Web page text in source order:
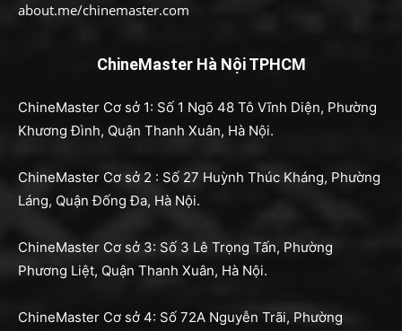
about.me/chinemaster.com
ChineMaster Hà Nội TPHCM
ChineMaster Cơ sở 1: Số 1 Ngõ 48 Tô Vĩnh Diện, Phường
Khương Đình, Quận Thanh Xuân, Hà Nội.
ChineMaster Cơ sở 2 : Số 27 Huỳnh Thúc Kháng, Phường
Láng, Quận Đống Đa, Hà Nội.
ChineMaster Cơ sở 3: Số 3 Lê Trọng Tấn, Phường
Phương Liệt, Quận Thanh Xuân, Hà Nội.
ChineMaster Cơ sở 4: Số 72A Nguyễn Trãi, Phường